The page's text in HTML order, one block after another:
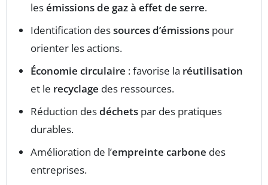
lesémissions de gaz à effet de serre.
Identification dessources d’émissions pour
orienter les actions.
Économie circulaire : favorise la réutilisation
et le recyclage des ressources.
Réduction desdéchets par des pratiques
durables.
Amélioration de l’empreinte carbone des
entreprises.